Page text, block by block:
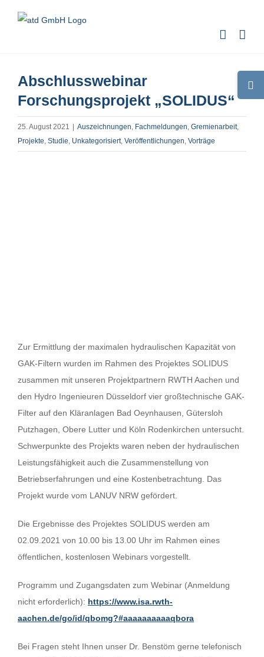
Inhalt
Abschlusswebinar
Forschungsprojekt „SOLIDUS“
25. August 2021 Auszeichnungen, Fachmeldungen, Gremienarbeit,
Projekte, Studie, Unkategorisiert, Veröffentlichungen, Vorträge
Zur Ermittlung der maximalen hydraulischen Kapazität von
GAK-Filtern wurden im Rahmen des Projektes SOLIDUS
zusammen mit unseren Projektpartnern RWTH Aachen und
den Hydro Ingenieuren Düsseldorf vier großtechnische GAK-
Filter auf den Kläranlagen Bad Oeynhausen, Gütersloh
Putzhagen, Obere Lutter und Köln Rodenkirchen untersucht.
Schwerpunkte des Projekts waren neben der hydraulischen
Leistungsfähigkeit auch die Zusammenstellung von
Betriebserfahrungen und eine Kostenbetrachtung. Das
Projekt wurde vom LANUV NRW gefördert.
Die Ergebnisse des Projektes SOLIDUS werden am
02.09.2021 von 10.00 bis 13.00 Uhr im Rahmen eines
öffentlichen, kostenlosen Webinars vorgestellt.
Programm und Zugangsdaten zum Webinar (Anmeldung
nicht erforderlich): https://www.isa.rwth-
aachen.de/go/id/qbomg?#aaaaaaaaaaqbora
Bei Fragen steht Ihnen unser Dr. Benstöm gerne telefonisch
Sliding
Area